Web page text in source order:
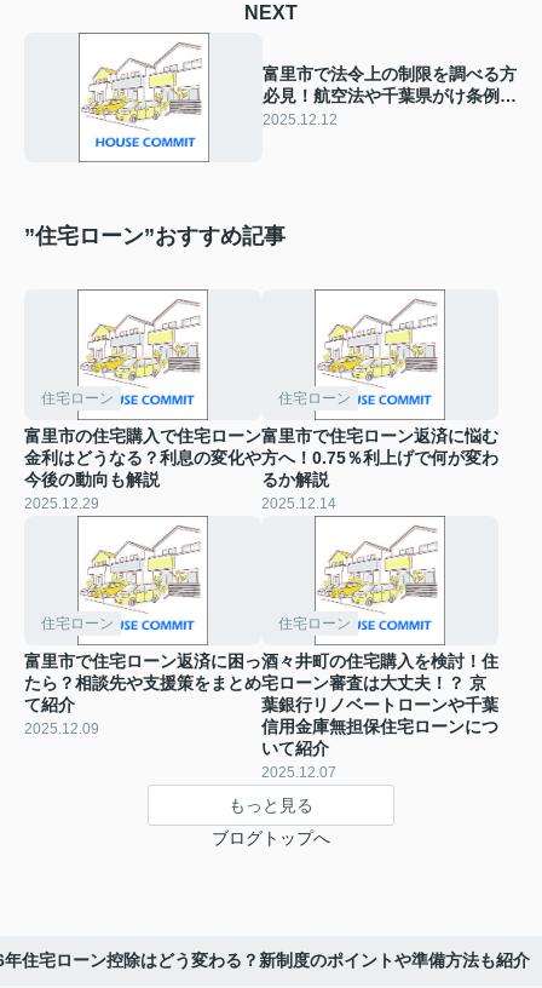
NEXT
富里市で法令上の制限を調べる方
必見！航空法や千葉県がけ条例盛
土規制法の基礎も解説
2025.12.12
”住宅ローン”おすすめ記事
住宅ローン
富里市の住宅購入で住宅ローン
金利はどうなる？利息の変化や
今後の動向も解説
2025.12.29
住宅ローン
富里市で住宅ローン返済に悩む
方へ！0.75％利上げで何が変わ
るか解説
2025.12.14
住宅ローン
富里市で住宅ローン返済に困っ
たら？相談先や支援策をまとめ
て紹介
2025.12.09
住宅ローン
酒々井町の住宅購入を検討！住
宅ローン審査は大丈夫！？ 京
葉銀行リノベートローンや千葉
信用金庫無担保住宅ローンにつ
いて紹介
2025.12.07
もっと見る
ブログトップへ
住宅ローン控除はどう変わる？新制度のポイントや準備方法も紹介